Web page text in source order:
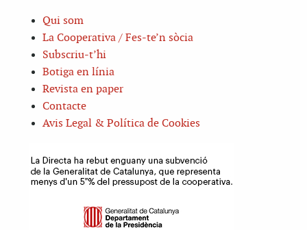
Qui som
La Cooperativa / Fes-te’n sòcia
Subscriu-t’hi
Botiga en línia
Revista en paper
Contacte
Avis Legal & Política de Cookies